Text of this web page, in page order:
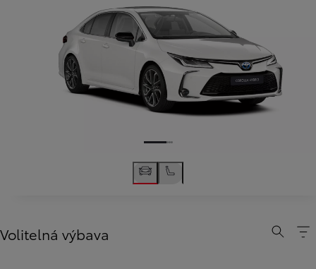
Volitelná výbava